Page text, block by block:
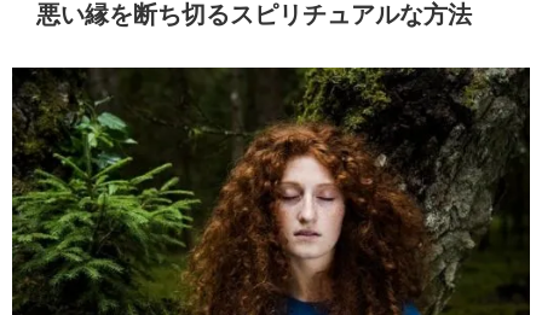
悪い縁を断ち切るスピリチュアルな方法